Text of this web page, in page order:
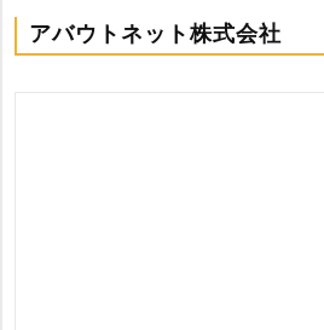
アバウトネット株式会社